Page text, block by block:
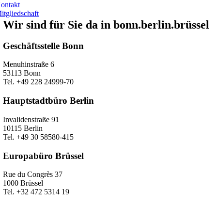
Wir sind für Sie da in bonn.berlin.brüssel
Geschäftsstelle Bonn
Menuhinstraße 6
53113 Bonn
Tel. +49 228 24999-70
Hauptstadtbüro Berlin
Invalidenstraße 91
10115 Berlin
Tel. +49 30 58580-415
Europabüro Brüssel
Rue du Congrès 37
1000 Brüssel
Tel. +32 472 5314 19